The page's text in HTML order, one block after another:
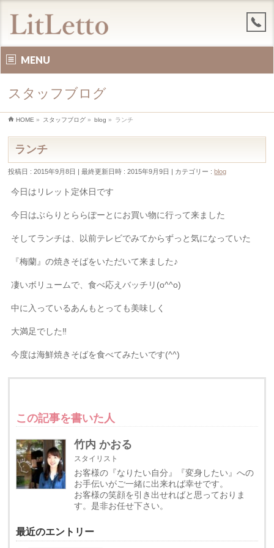
MENU
スタッフブログ
HOME » スタッフブログ » blog » ランチ
ランチ
投稿日 : 2015年9月8日 最終更新日時 : 2015年9月9日 カテゴリー :blog
今日はリレット定休日です
今日はぶらりとららぽーとにお買い物に行って来ました
そしてランチは、以前テレビでみてからずっと気になっていた
『梅蘭』の焼きそばをいただいて来ました♪
凄いボリュームで、食べ応えバッチリ(o^^o)
中に入っているあんもとっても美味しく
大満足でした‼︎
今度は海鮮焼きそばを食べてみたいです(^^)
この記事を書いた人
竹内 かおる
スタイリスト
お客様の『なりたい自分』『変身したい』への
お手伝いがご一緒に出来れば幸せです。
お客様の笑顔を引き出せればと思っておりま
す。是非お任せ下さい。
最近のエントリー